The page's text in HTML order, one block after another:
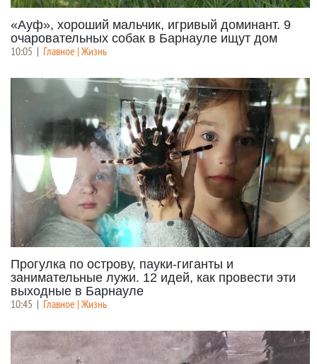
«Ауф», хороший мальчик, игривый доминант. 9
очаровательных собак в Барнауле ищут дом
10:05 | Главное | Жизнь
Прогулка по острову, пауки-гиганты и
занимательные лужи. 12 идей, как провести эти
выходные в Барнауле
10:45 Главное | Жизнь